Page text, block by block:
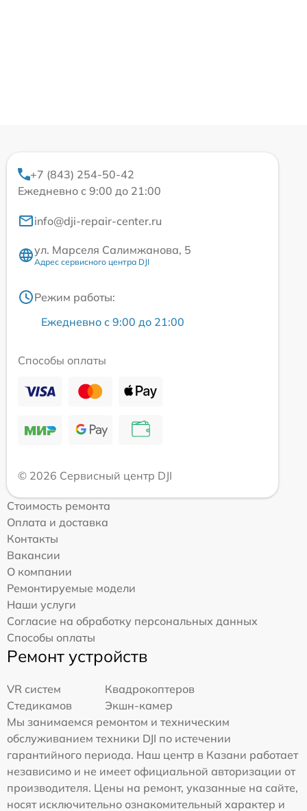
+7 (843) 254-50-42
Ежедневно с 9:00 до 21:00
info@dji-repair-center.ru
ул. Марселя Салимжанова, 5
Адрес сервисного центра DJI
Режим работы:
Ежедневно с 9:00 до 21:00
Способы оплаты
© 2026 Сервисный центр DJI
Стоимость ремонта
Оплата и доставка
Контакты
Вакансии
О компании
Ремонтируемые модели
Наши услуги
Согласие на обработку персональных данных
Способы оплаты
Ремонт устройств
VR систем
Квадрокоптеров
Стедикамов
Экшн-камер
Мы занимаемся ремонтом и техническим
обслуживанием техники DJI по истечении
гарантийного периода. Наш центр в Казани работает
независимо и не имеет официальной авторизации от
производителя. Цены на ремонт, указанные на сайте,
носят исключительно ознакомительный характер и